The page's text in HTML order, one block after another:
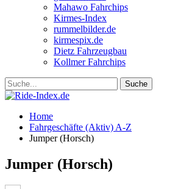
Mahawo Fahrchips
Kirmes-Index
rummelbilder.de
kirmespix.de
Dietz Fahrzeugbau
Kollmer Fahrchips
Home
Fahrgeschäfte (Aktiv) A-Z
Jumper (Horsch)
Jumper (Horsch)